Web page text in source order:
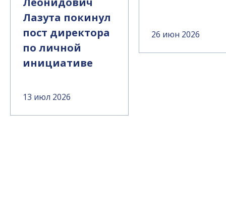
Лазута покинул
пост директора
по личной
инициативе
13 июл 2026
26 июн 2026